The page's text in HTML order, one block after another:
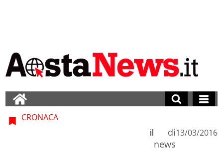
CRONACA
di
news
il 13/03/2016